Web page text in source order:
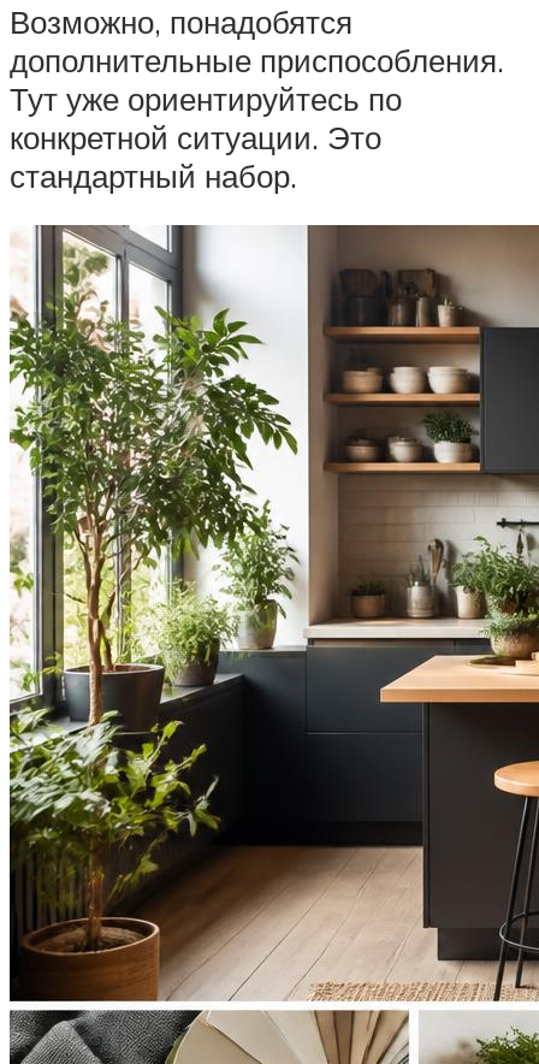
Возможно, понадобятся
дополнительные приспособления.
Тут уже ориентируйтесь по
конкретной ситуации. Это
стандартный набор.